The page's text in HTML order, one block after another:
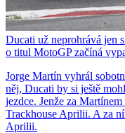
Ducati už neprohrává jen
o titul MotoGP začíná
Jorge Martín vyhrál
něj, Ducati by si ještě
jezdce. Jenže za
Trackhouse Aprilii. A za
Aprilii.